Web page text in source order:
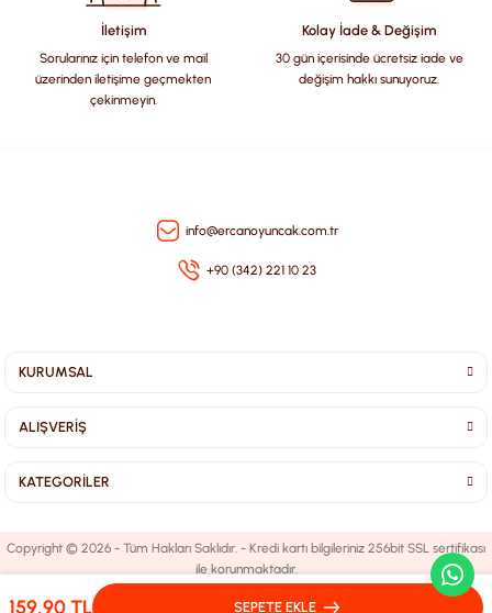
Bu ürüne benzer farklı alternatifler olmalı.
159,90 TL SEPETE EKLE
İletişim
Sorularınız için telefon ve mail
üzerinden iletişime geçmekten
çekinmeyin.
Kolay İade & Değişim
30 gün içerisinde ücretsiz iade ve
değişim hakkı sunuyoruz.
info@ercanoyuncak.com.tr
+90 (342) 221 10 23
KURUMSAL
ALIŞVERİŞ
KATEGORİLER
Copyright © 2026 - Tüm Hakları Saklıdır. - Kredi kartı bilgileriniz 256bit SSL sertifikası
ile korunmaktadır.